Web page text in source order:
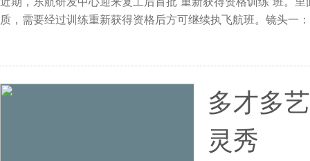
质，需要经过训练重新获得资格后方可继续执飞航班。镜头一
多才多
灵秀